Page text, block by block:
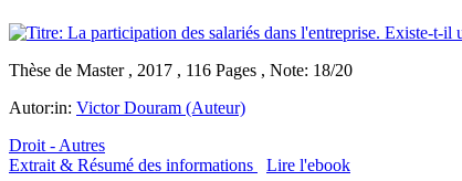
Thèse de Master , 2017 , 116 Pages , Note: 18/20
Autor:in: Victor Douram (Auteur)
Droit - Autres
Extrait & Résumé des informations
Lire l'ebook